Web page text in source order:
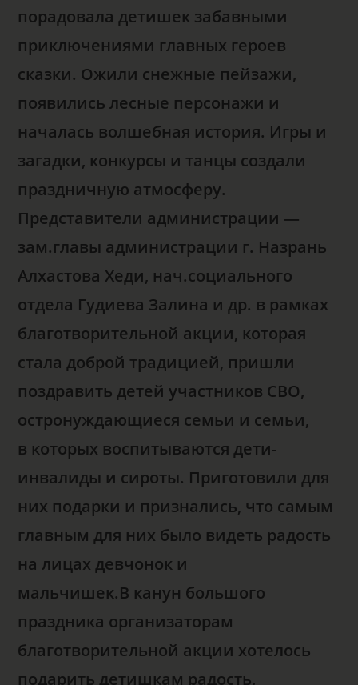
порадовала детишек забавными
приключениями главных героев
сказки. Ожили снежные пейзажи,
появились лесные персонажи и
началась волшебная история. Игры и
загадки, конкурсы и танцы создали
праздничную атмосферу.
Представители администрации —
зам.главы администрации г. Назрань
Алхастова Хеди, нач.социального
отдела Гудиева Залина и др. в рамках
благотворительной акции, которая
стала доброй традицией, пришли
поздравить детей участников СВО,
остронуждающиеся семьи и семьи,
в которых воспитываются дети-
инвалиды и сироты. Приготовили для
них подарки и признались, что самым
главным для них было видеть радость
на лицах девчонок и
мальчишек.В канун большого
праздника организаторам
благотворительной акции хотелось
подарить детишкам радость,